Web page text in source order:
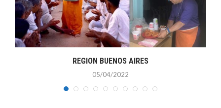
REGION BUENOS AIRES
05/04/2022